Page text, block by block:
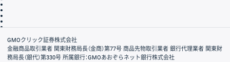
会社案内
GMOクリック証券株式会社
金融商品取引業者 関東財務局長（金商）第77号 商品先物取引業者 銀行代理業者 関東財
務局長（銀代）第330号 所属銀行：GMOあおぞらネット銀行株式会社